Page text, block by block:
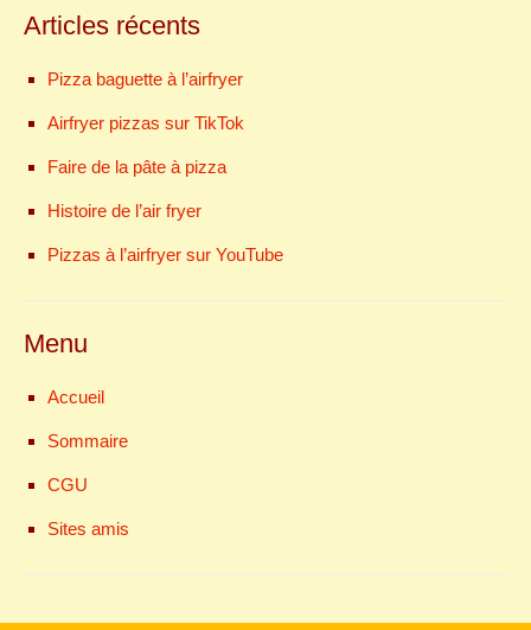
Articles récents
Pizza baguette à l’airfryer
Airfryer pizzas sur TikTok
Faire de la pâte à pizza
Histoire de l’air fryer
Pizzas à l’airfryer sur YouTube
Menu
Accueil
Sommaire
CGU
Sites amis